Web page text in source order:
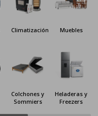
Climatización Muebles
Colchones y
Sommiers
Heladeras y
Freezers